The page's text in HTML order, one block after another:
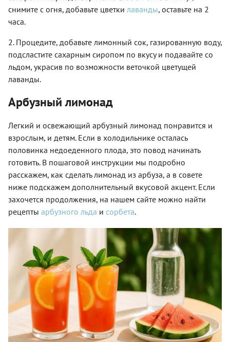
снимите с огня, добавьте цветки лаванды, оставьте на 2
часа.
2. Процедите, добавьте лимонный сок, газированную воду,
подсластите сахарным сиропом по вкусу и подавайте со
льдом, украсив по возможности веточкой цветущей
лаванды.
Арбузный лимонад
Легкий и освежающий арбузный лимонад понравится и
взрослым, и детям. Если в холодильнике осталась
половинка недоеденного плода, это повод начинать
готовить. В пошаговой инструкции мы подробно
расскажем, как сделать лимонад из арбуза, а в совете
ниже подскажем дополнительный вкусовой акцент. Если
захочется продолжения, на нашем сайте можно найти
рецепты арбузного льда и сорбета.